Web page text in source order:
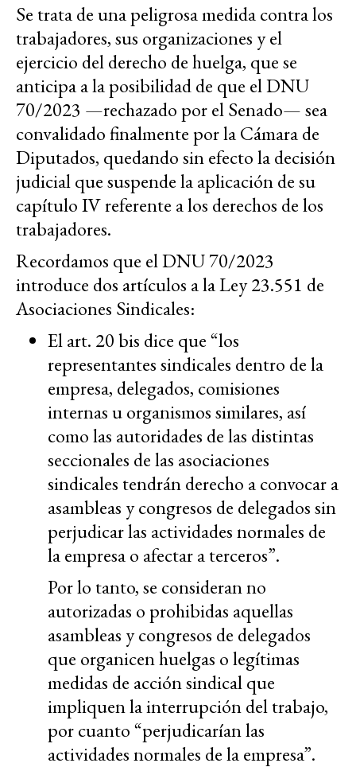
Se trata de una peligrosa medida contra los
trabajadores, sus organizaciones y el
ejercicio del derecho de huelga, que se
anticipa a la posibilidad de que el DNU
70/2023 —rechazado por el Senado— sea
convalidado finalmente por la Cámara de
Diputados, quedando sin efecto la decisión
judicial que suspende la aplicación de su
capítulo IV referente a los derechos de los
trabajadores.
Recordamos que el DNU 70/2023
introduce dos artículos a la Ley 23.551 de
Asociaciones Sindicales:
El art. 20 bis dice que “los
representantes sindicales dentro de la
empresa, delegados, comisiones
internas u organismos similares, así
como las autoridades de las distintas
seccionales de las asociaciones
sindicales tendrán derecho a convocar a
asambleas y congresos de delegados sin
perjudicar las actividades normales de
la empresa o afectar a terceros”.
Por lo tanto, se consideran no
autorizadas o prohibidas aquellas
asambleas y congresos de delegados
que organicen huelgas o legítimas
medidas de acción sindical que
impliquen la interrupción del trabajo,
por cuanto “perjudicarían las
actividades normales de la empresa”.